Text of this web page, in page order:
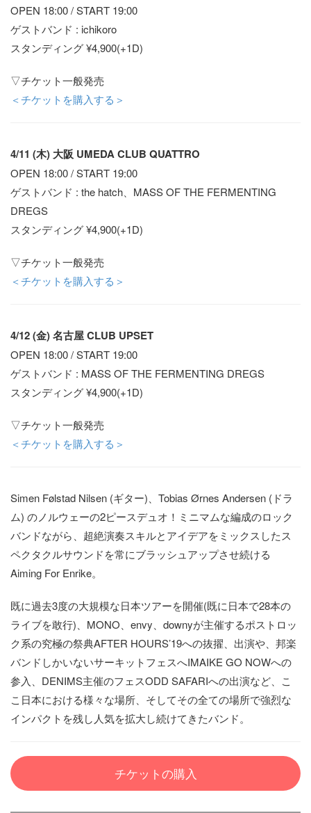
OPEN 18:00 / START 19:00
ゲストバンド : ichikoro
スタンディング ¥4,900(+1D)
▽チケット一般発売
＜チケットを購入する＞
4/11 (木) 大阪 UMEDA CLUB QUATTRO
OPEN 18:00 / START 19:00
ゲストバンド : the hatch、MASS OF THE FERMENTING
DREGS
スタンディング ¥4,900(+1D)
▽チケット一般発売
＜チケットを購入する＞
4/12 (金) 名古屋 CLUB UPSET
OPEN 18:00 / START 19:00
ゲストバンド : MASS OF THE FERMENTING DREGS
スタンディング ¥4,900(+1D)
▽チケット一般発売
＜チケットを購入する＞
Simen Følstad Nilsen (ギター)、Tobias Ørnes Andersen (ドラ
ム) のノルウェーの2ピースデュオ！ミニマムな編成のロック
バンドながら、超絶演奏スキルとアイデアをミックスしたス
ペクタクルサウンドを常にブラッシュアップさせ続ける
Aiming For Enrike。
既に過去3度の大規模な日本ツアーを開催(既に日本で28本の
ライブを敢行)、MONO、envy、downyが主催するポストロッ
ク系の究極の祭典AFTER HOURS’19への抜擢、出演や、邦楽
バンドしかいないサーキットフェスへIMAIKE GO NOWへの
参入、DENIMS主催のフェスODD SAFARIへの出演など、こ
こ日本における様々な場所、そしてその全ての場所で強烈な
インパクトを残し人気を拡大し続けてきたバンド。
チケットの購入